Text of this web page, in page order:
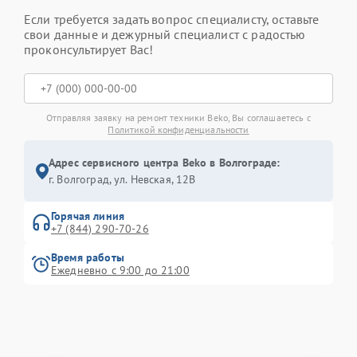
Если требуется задать вопрос специалисту, оставьте
свои данные и дежурный специалист с радостью
проконсультирует Вас!
Отправляя заявку на ремонт техники Beko, Вы соглашаетесь с
Политикой конфиденциальности
Адрес сервисного центра Beko в Волгограде:
г. Волгоград, ул. Невская, 12В
Горячая линия
+7 (844) 290-70-26
Время работы
Ежедневно с 9:00 до 21:00